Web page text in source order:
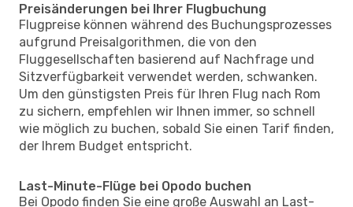
Preisänderungen bei Ihrer Flugbuchung
Flugpreise können während des Buchungsprozesses
aufgrund Preisalgorithmen, die von den
Fluggesellschaften basierend auf Nachfrage und
Sitzverfügbarkeit verwendet werden, schwanken.
Um den günstigsten Preis für Ihren Flug nach Rom
zu sichern, empfehlen wir Ihnen immer, so schnell
wie möglich zu buchen, sobald Sie einen Tarif finden,
der Ihrem Budget entspricht.
Last-Minute-Flüge bei Opodo buchen
Bei Opodo finden Sie eine große Auswahl an Last-